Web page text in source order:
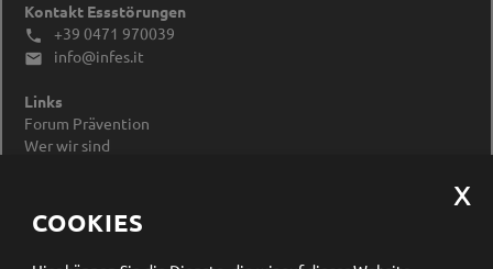
Kontakt Essstörungen
 +39 0471 970039
 info@infes.it
Links
Forum Prävention
Wer wir sind
Cookieeinstellungen ändern
Newsletter Anmeldung
COOKIES